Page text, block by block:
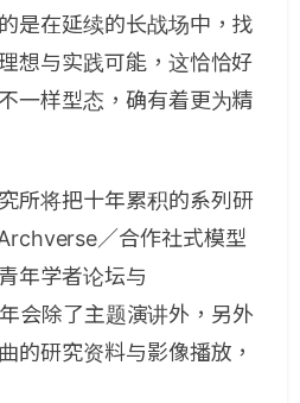
是在延续的长战场中，找
想与实践可能，这恰恰好
一样型态，确有着更为精
所将把十年累积的系列研
／合作社式模型
年学者论坛与
会除了主题演讲外，另外
的研究资料与影像播放，